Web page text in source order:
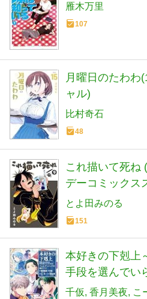
雁木万里
107
月曜日のたわわ
ャル)
比村奇石
48
これ描いて死ね
デーコミックス
とよ田みのる
151
本好きの下剋上
手段を選んで
ディナンドの館
千仮 香月美夜 こ